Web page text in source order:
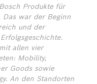
Produkte für
Das war der Beginn
und der
allen vier
Mobility,
Goods sowie
An den Standorten